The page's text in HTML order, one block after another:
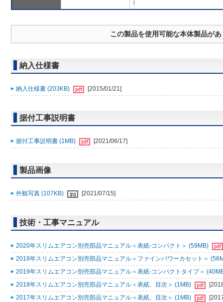
）
この製品を使用可能な本体製品が
納入仕様書
納入仕様書 (203KB) [2015/01/21]
据付工事説明書
据付工事説明書 (1MB) [2021/06/17]
製品画像
外観写真 (107KB) [2021/07/15]
技術・工事マニュアル
2020年スリムエアコン別売部品マニュアル＜表紙-コンパクト＞ (59MB)
2018年スリムエアコン別売部品マニュアル＜ファインパワーカセット＞
2019年スリムエアコン別売部品マニュアル＜表紙-コンパクトタイプ＞
2018年スリムエアコン別売部品マニュアル＜表紙、目次＞ (1MB)
2017年スリムエアコン別売部品マニュアル＜表紙、目次＞ (1MB)